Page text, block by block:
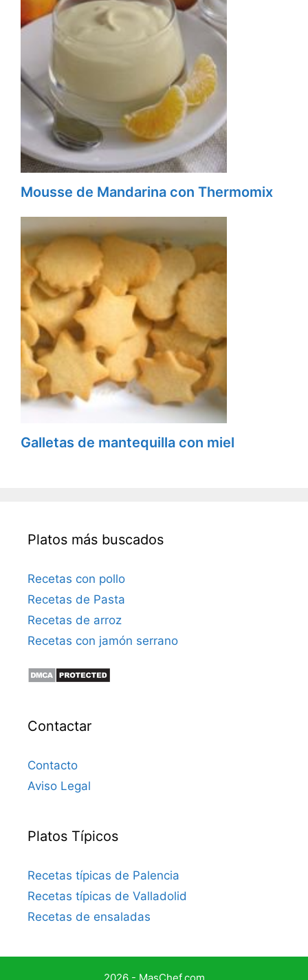
Mousse de Mandarina con Thermomix
Galletas de mantequilla con miel
Platos más buscados
Recetas con pollo
Recetas de Pasta
Recetas de arroz
Recetas con jamón serrano
Contactar
Contacto
Aviso Legal
Platos Típicos
Recetas típicas de Palencia
Recetas típicas de Valladolid
Recetas de ensaladas